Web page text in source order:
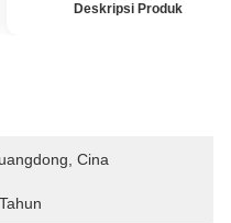
Deskripsi Produk
Cina